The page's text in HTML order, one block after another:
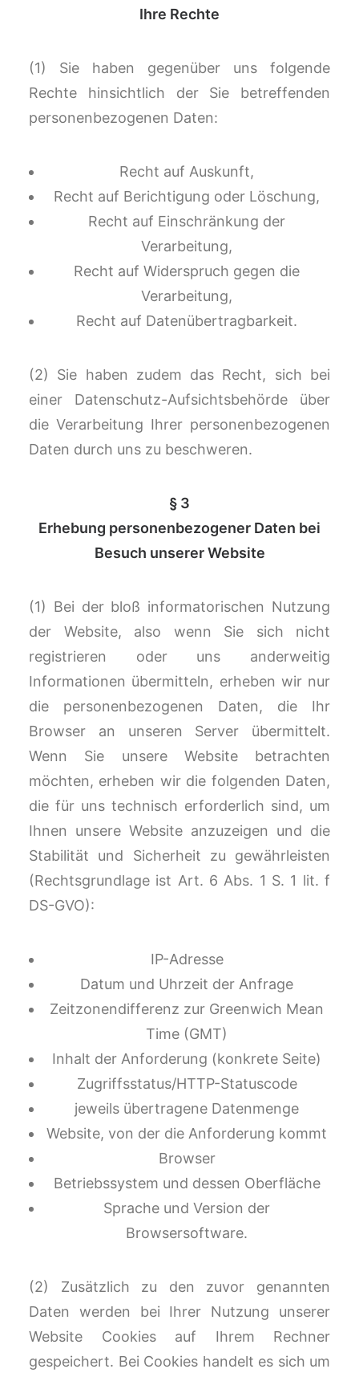
Ihre Rechte
(1) Sie haben gegenüber uns folgende
Rechte hinsichtlich der Sie betreffenden
personenbezogenen Daten:
Recht auf Auskunft,
Recht auf Berichtigung oder Löschung,
Recht auf Einschränkung der
Verarbeitung,
Recht auf Widerspruch gegen die
Verarbeitung,
Recht auf Datenübertragbarkeit.
(2) Sie haben zudem das Recht, sich bei
einer Datenschutz-Aufsichtsbehörde über
die Verarbeitung Ihrer personenbezogenen
Daten durch uns zu beschweren.
§ 3
Erhebung personenbezogener Daten bei
Besuch unserer Website
(1) Bei der bloß informatorischen Nutzung
der Website, also wenn Sie sich nicht
registrieren oder uns anderweitig
Informationen übermitteln, erheben wir nur
die personenbezogenen Daten, die Ihr
Browser an unseren Server übermittelt.
Wenn Sie unsere Website betrachten
möchten, erheben wir die folgenden Daten,
die für uns technisch erforderlich sind, um
Ihnen unsere Website anzuzeigen und die
Stabilität und Sicherheit zu gewährleisten
(Rechtsgrundlage ist Art. 6 Abs. 1 S. 1 lit. f
DS-GVO):
IP-Adresse
Datum und Uhrzeit der Anfrage
Zeitzonendifferenz zur Greenwich Mean
Time (GMT)
Inhalt der Anforderung (konkrete Seite)
Zugriffsstatus/HTTP-Statuscode
jeweils übertragene Datenmenge
Website, von der die Anforderung kommt
Browser
Betriebssystem und dessen Oberfläche
Sprache und Version der
Browsersoftware.
(2) Zusätzlich zu den zuvor genannten
Daten werden bei Ihrer Nutzung unserer
Website Cookies auf Ihrem Rechner
gespeichert. Bei Cookies handelt es sich um